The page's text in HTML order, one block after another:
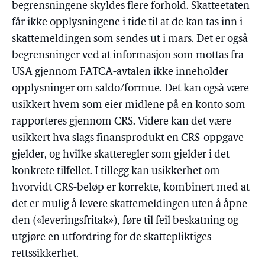
begrensningene skyldes flere forhold. Skatteetaten
får ikke opplysningene i tide til at de kan tas inn i
skattemeldingen som sendes ut i mars. Det er også
begrensninger ved at informasjon som mottas fra
USA gjennom FATCA-avtalen ikke inneholder
opplysninger om saldo/formue. Det kan også være
usikkert hvem som eier midlene på en konto som
rapporteres gjennom CRS. Videre kan det være
usikkert hva slags finansprodukt en CRS-oppgave
gjelder, og hvilke skatteregler som gjelder i det
konkrete tilfellet. I tillegg kan usikkerhet om
hvorvidt CRS-beløp er korrekte, kombinert med at
det er mulig å levere skattemeldingen uten å åpne
den («leveringsfritak»), føre til feil beskatning og
utgjøre en utfordring for de skattepliktiges
rettssikkerhet.